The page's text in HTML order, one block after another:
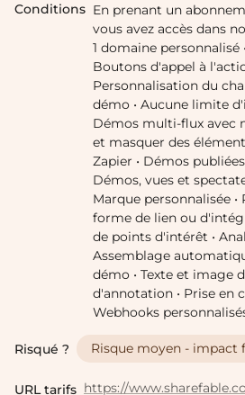
Conditions En prenant un
vous avez accès dans
1 domaine personnalisé
Boutons d'appel à
Personnalisation du
démo • Aucune limite
Démos multi-flux avec
et masquer des
Zapier • Démos
Démos, vues et
Marque personnalisée •
forme de lien ou
de points d'intérêt •
Assemblage
démo • Texte et image
d'annotation • Prise en
Webhooks
Risqué ? Risque moyen - impact
URL tarifs https://